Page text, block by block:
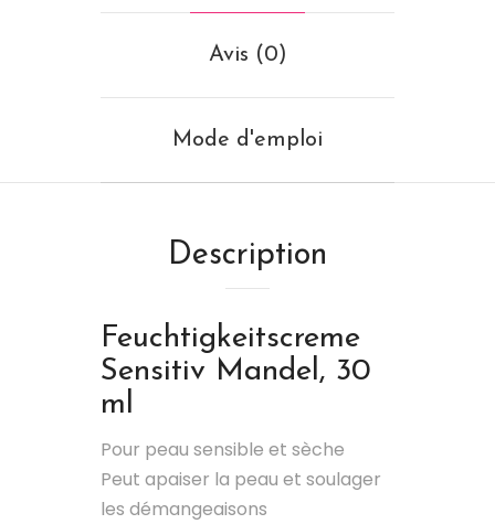
Avis (0)
Mode d'emploi
Description
Feuchtigkeitscreme
Sensitiv Mandel, 30
ml
Pour peau sensible et sèche
Peut apaiser la peau et soulager
les démangeaisons